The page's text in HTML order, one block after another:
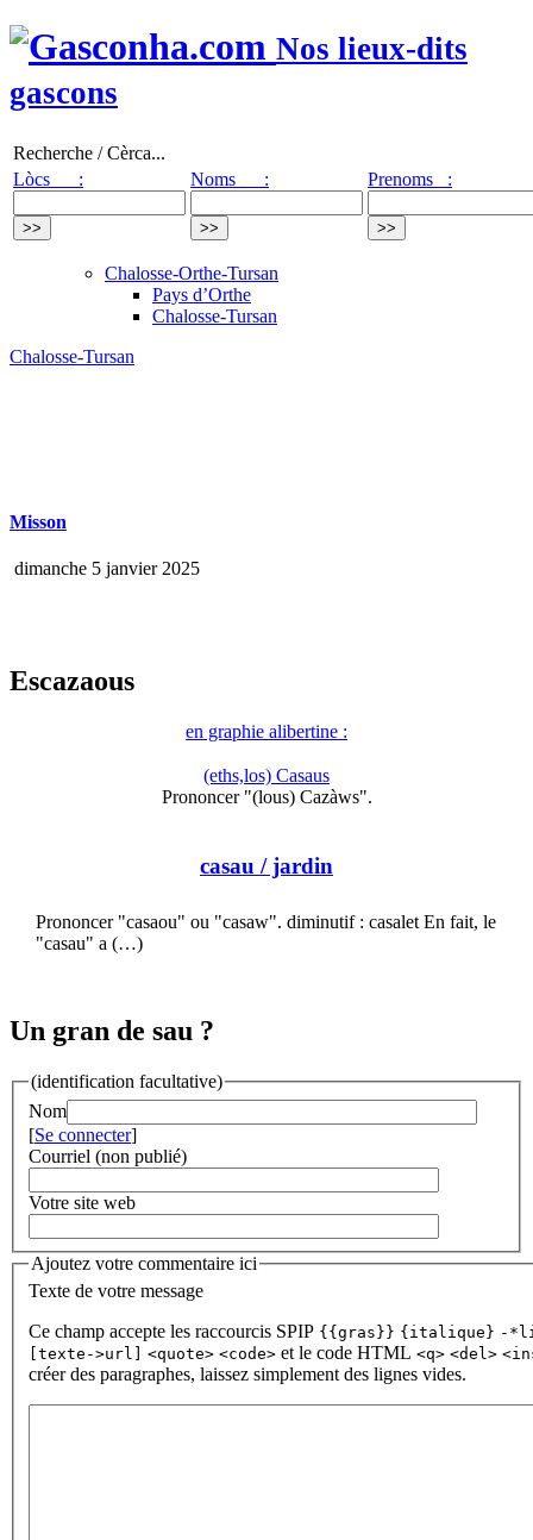
Nos lieux-dits
gascons
Recherche / Cèrca...
Lòcs :
Noms : Prenoms :
Chalosse-Orthe-Tursan
Pays d’Orthe
Chalosse-Tursan
Chalosse-Tursan
Misson
dimanche 5 janvier 2025
Escazaous
en graphie alibertine :
(eths,los) Casaus
Prononcer "(lous) Cazàws".
casau / jardin
Prononcer "casaou" ou "casaw". diminutif : casalet En fait, le
"casau" a (…)
Un gran de sau ?
(identification facultative)
Nom
[Se connecter]
Courriel (non publié)
Votre site web
Ajoutez votre commentaire ici
Texte de votre message
Ce champ accepte les raccourcis SPIP {{gras}} {italique} -
[texte->url]
<quote> <code> et le code HTML <q> <del>
créer des paragraphes, laissez simplement des lignes vides.